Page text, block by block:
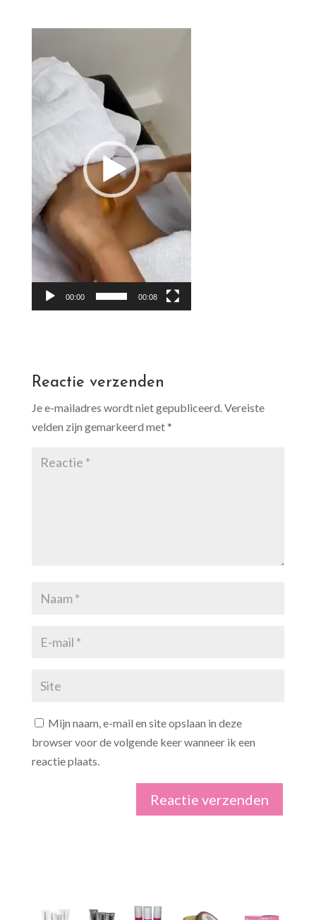
00:00 00:08
Reactie verzenden
Je e-mailadres wordt niet gepubliceerd.Vereiste
velden zijn gemarkeerd met*
Mijn naam, e-mail en site opslaan in deze
browser voor de volgende keer wanneer ik een
reactie plaats.